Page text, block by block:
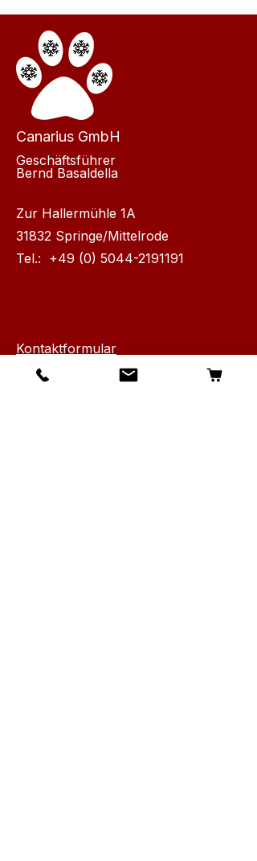
Canarius GmbH
Geschäftsführer
Bernd Basaldella
Zur Hallermühle 1A
31832 Springe/Mittelrode
Tel.: +49 (0) 5044-2191191
Kontaktformular